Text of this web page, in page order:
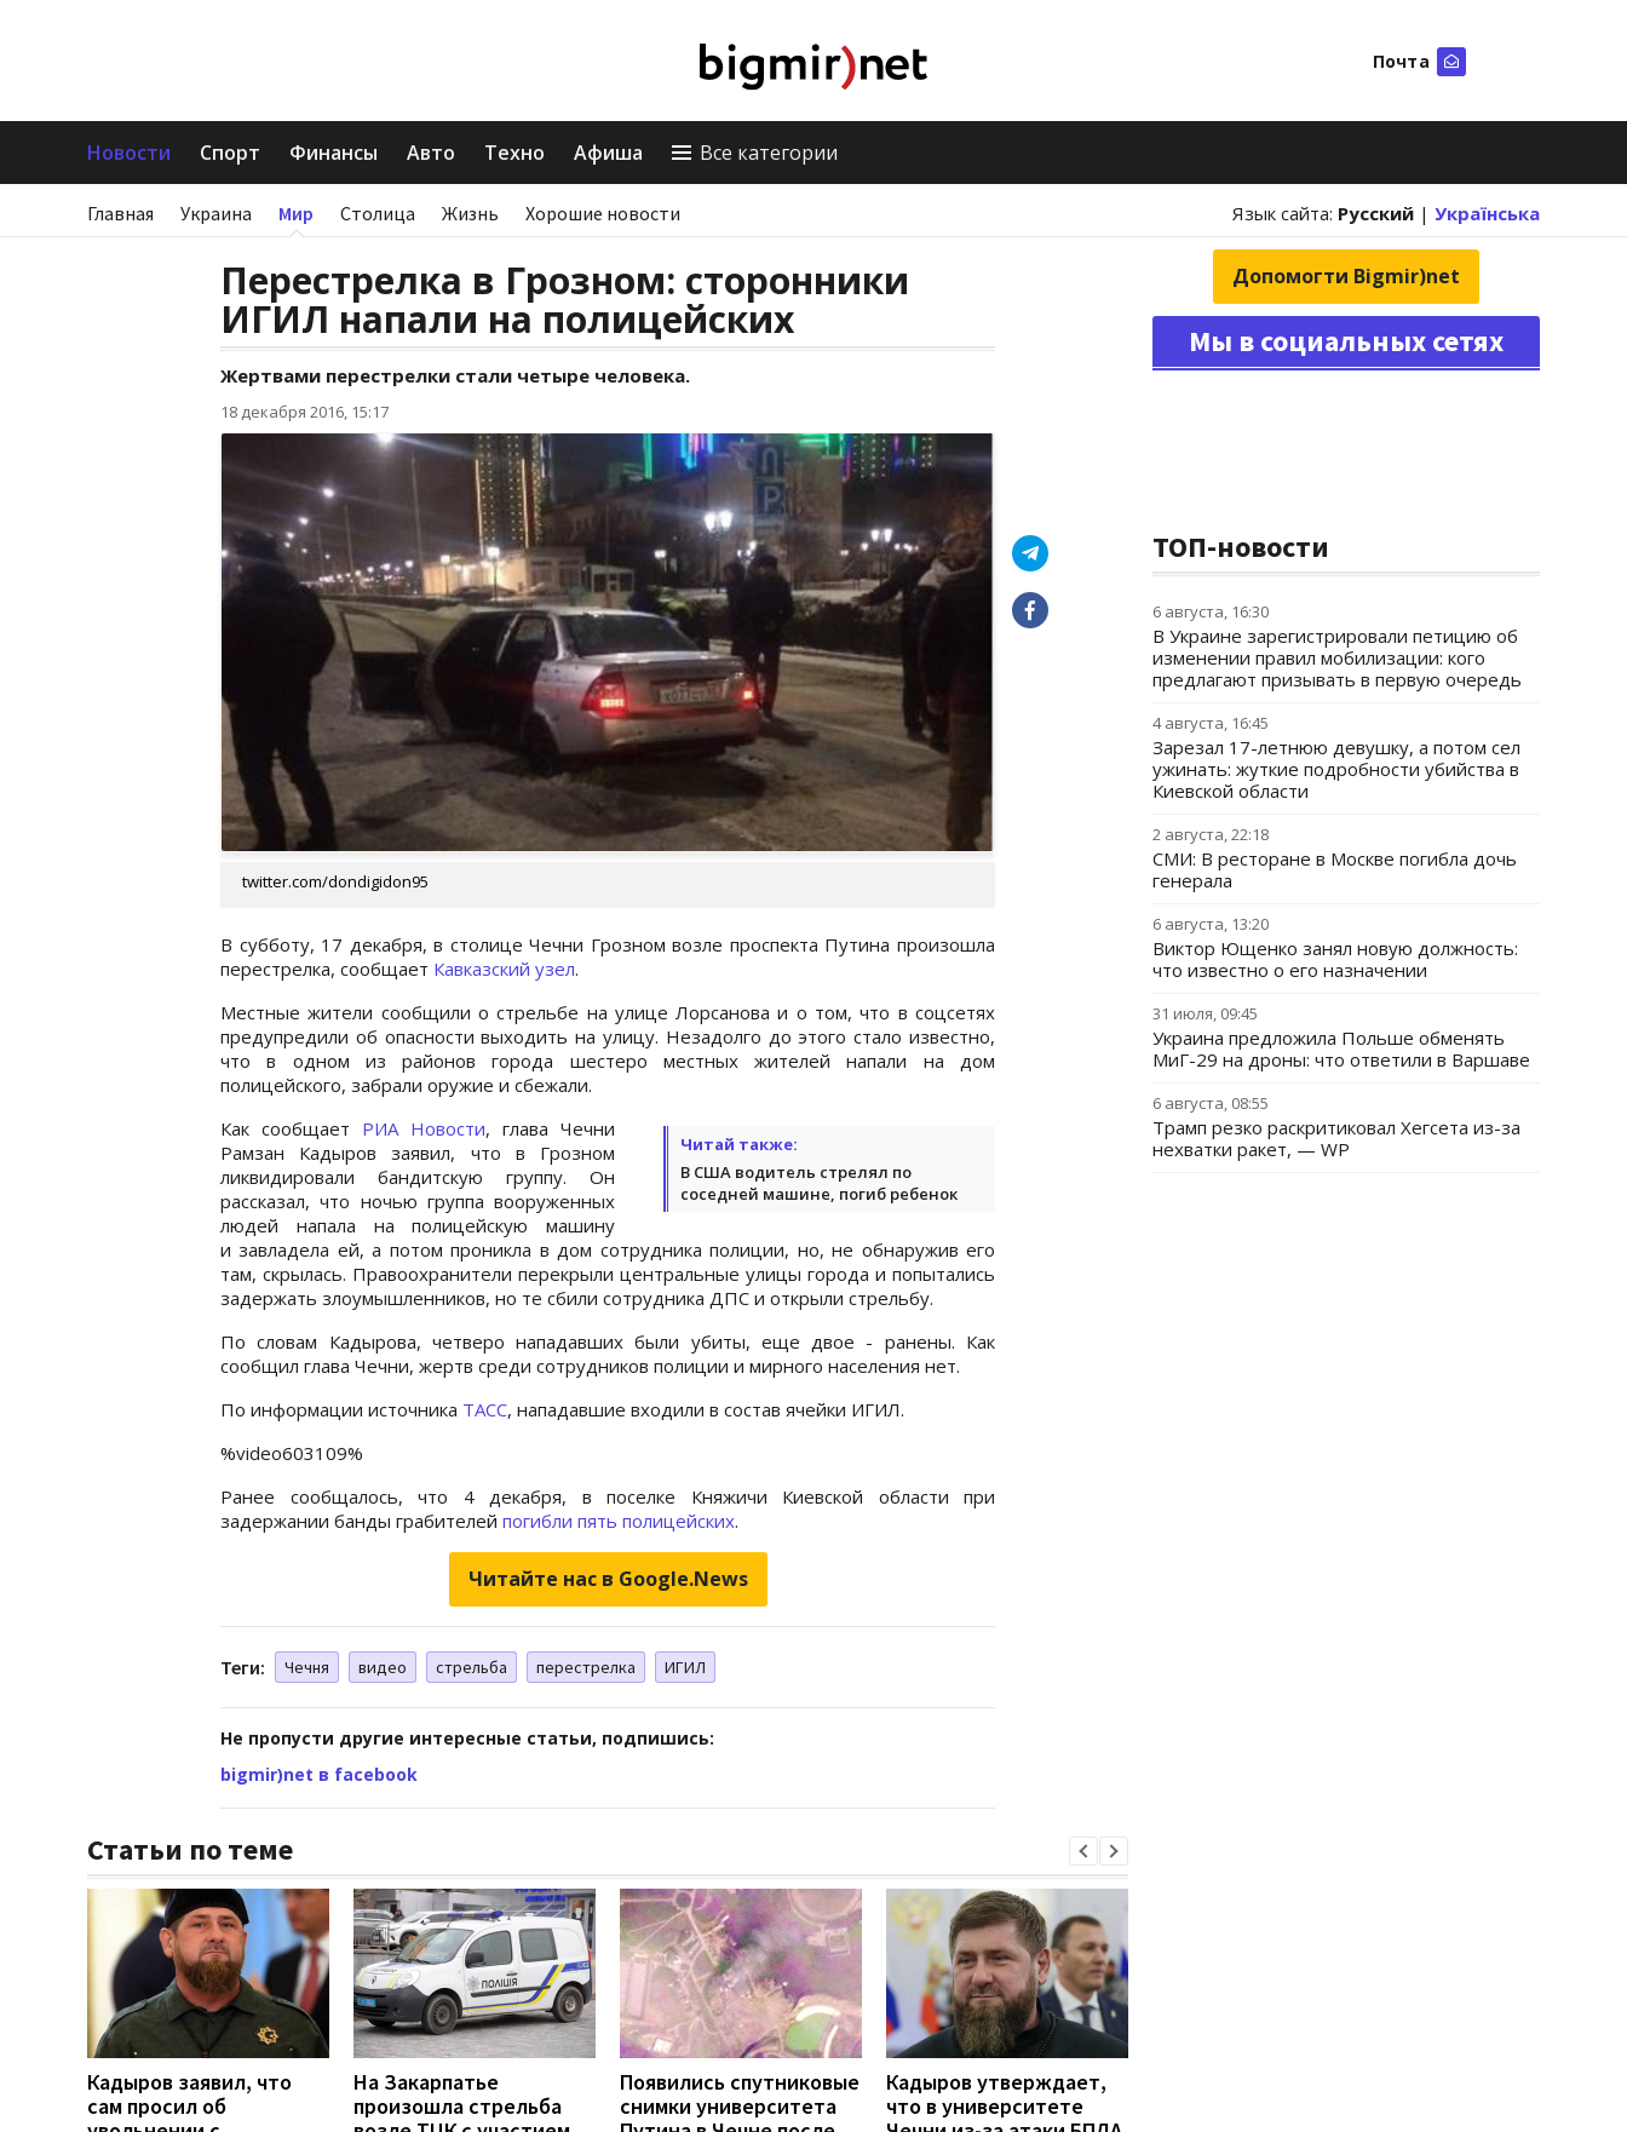
Почта
Новости Спорт Финансы Авто Техно Афиша Все категории
Главная Украина Мир Столица Жизнь Хорошие новости Язык сайта: Русский | Українська
Перестрелка в Грозном: сторонники
ИГИЛ напали на полицейских
Жертвами перестрелки стали четыре человека.
18 декабря 2016, 15:17
twitter.com/dondigidon95
В субботу, 17 декабря, в столице Чечни Грозном возле проспекта Путина произошла
перестрелка, сообщает Кавказский узел.
Местные жители сообщили о стрельбе на улице Лорсанова и о том, что в соцсетях
предупредили об опасности выходить на улицу. Незадолго до этого стало известно,
что в одном из районов города шестеро местных жителей напали на дом
полицейского, забрали оружие и сбежали.
Читай также:
В США водитель стрелял по
соседней машине, погиб ребенок
Как сообщает РИА Новости, глава Чечни
Рамзан Кадыров заявил, что в Грозном
ликвидировали бандитскую группу. Он
рассказал, что ночью группа вооруженных
людей напала на полицейскую машину
и завладела ей, а потом проникла в дом сотрудника полиции, но, не обнаружив его
там, скрылась. Правоохранители перекрыли центральные улицы города и попытались
задержать злоумышленников, но те сбили сотрудника ДПС и открыли стрельбу.
По словам Кадырова, четверо нападавших были убиты, еще двое - ранены. Как
сообщил глава Чечни, жертв среди сотрудников полиции и мирного населения нет.
По информации источника ТАСС, нападавшие входили в состав ячейки ИГИЛ.
%video603109%
Ранее сообщалось, что 4 декабря, в поселке Княжичи Киевской области при
задержании банды грабителей погибли пять полицейских.
Читайте нас в Google.News
Теги: Чечня видео стрельба перестрелка ИГИЛ
Не пропусти другие интересные статьи, подпишись:
bigmir)net в facebook
Статьи по теме
Кадыров заявил, что
сам просил об
На Закарпатье
произошла стрельба
Появились спутниковые
снимки университета
Кадыров утверждает,
что в университете
Допомогти Bigmir)net
Мы в социальных сетях
ТОП-новости
6 августа, 16:30
В Украине зарегистрировали петицию об
изменении правил мобилизации: кого
предлагают призывать в первую очередь
4 августа, 16:45
Зарезал 17-летнюю девушку, а потом сел
ужинать: жуткие подробности убийства в
Киевской области
2 августа, 22:18
СМИ: В ресторане в Москве погибла дочь
генерала
6 августа, 13:20
Виктор Ющенко занял новую должность:
что известно о его назначении
31 июля, 09:45
Украина предложила Польше обменять
МиГ-29 на дроны: что ответили в Варшаве
6 августа, 08:55
Трамп резко раскритиковал Хегсета из-за
нехватки ракет, — WP